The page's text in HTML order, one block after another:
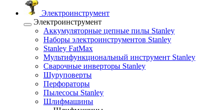
Электроинструмент
Электроинструмент
Аккумуляторные цепные пилы Stanley
Наборы электроинструментов Stanley
Stanley FatMax
Мультифункциональный инструмент Stanley
Сварочные инверторы Stanley
Шуруповерты
Перфораторы
Пылесосы Stanley
Шлифмашины